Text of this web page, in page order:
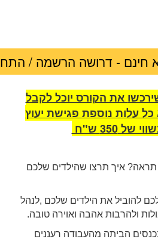
חינם - דרושה הרשמה /
את הקורס יוכל לקבל
עלות נוספת פגישת יעוץ
של 350 ש"ח
איך תרצו שהילדים שלכם
להוביל את הילדים שלכם ,לנהל
ולהרבות אהבה ואוירה טובה.
הביתה מהעבודה רעננים